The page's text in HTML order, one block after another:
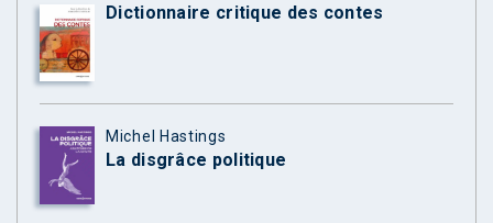
Dictionnaire critique des contes
Michel Hastings
La disgrâce politique